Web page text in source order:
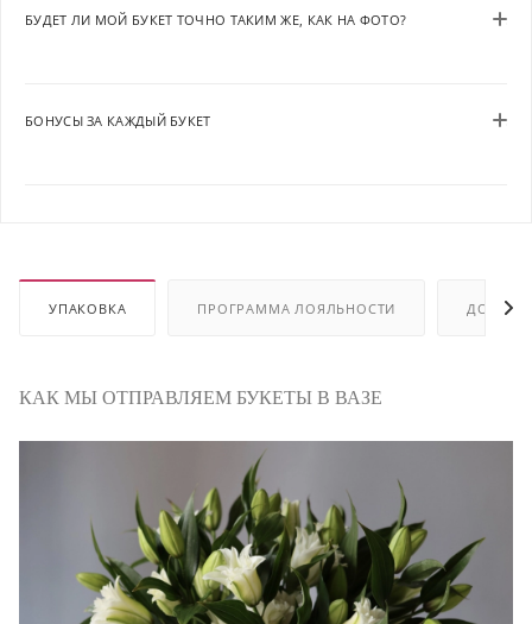
БУДЕТ ЛИ МОЙ БУКЕТ ТОЧНО ТАКИМ ЖЕ, КАК НА ФОТО?
БОНУСЫ ЗА КАЖДЫЙ БУКЕТ
УПАКОВКА ПРОГРАММА ЛОЯЛЬНОСТИ
КАК МЫ ОТПРАВЛЯЕМ БУКЕТЫ В ВАЗЕ